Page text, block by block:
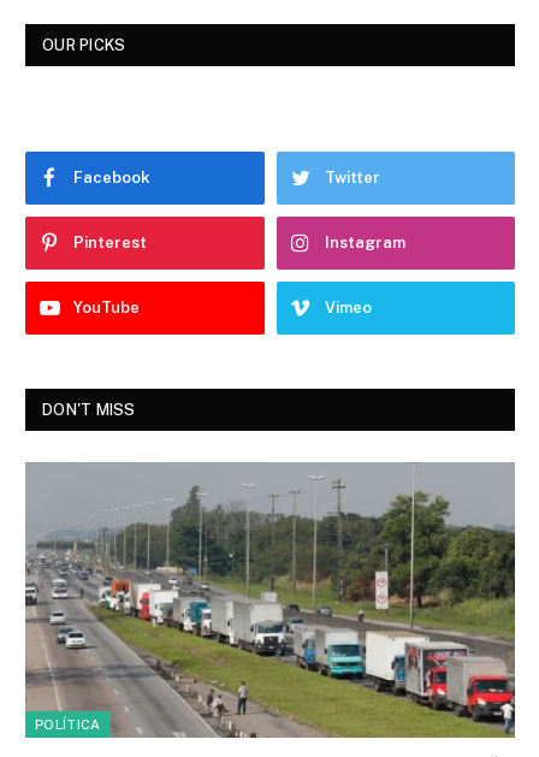
OUR PICKS
Facebook Twitter
Pinterest Instagram
YouTube Vimeo
DON'T MISS
POLÍTICA